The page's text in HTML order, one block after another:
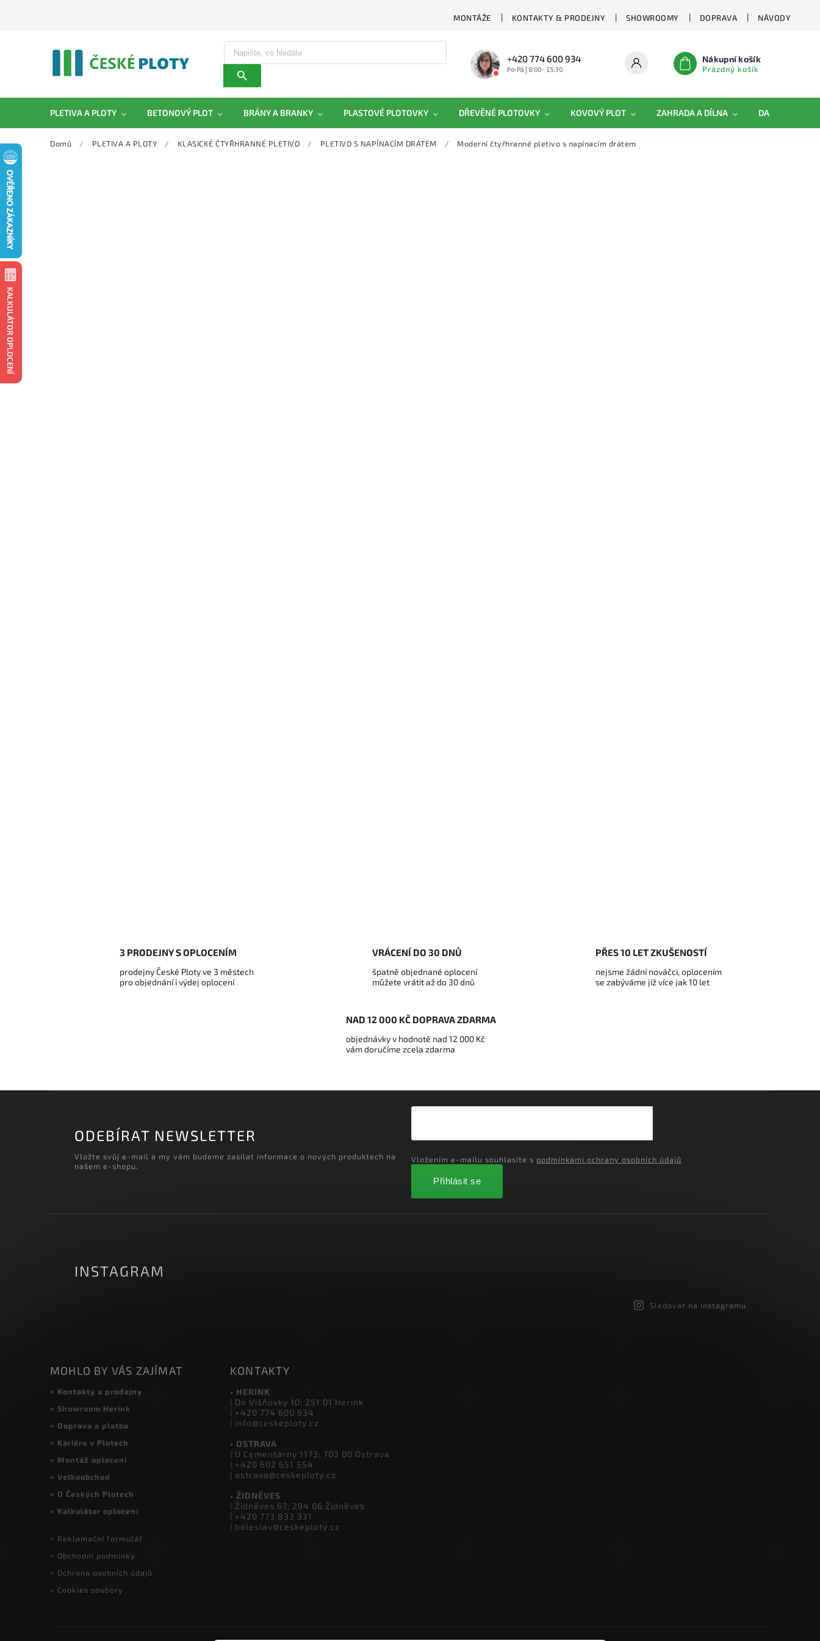
MONTÁŽE KONTAKTY & PRODEJNY SHOWROOMY DOPRAVA NÁVODY
+420 774 600 934
Po-Pá | 8:00 - 15:30
Nákupní košík
Prázdný košík
PLETIVA A PLOTY BETONOVÝ PLOT BRÁNY A BRANKY PLASTOVÉ PLOTOVKY DŘEVĚNÉ PLOTOVKY KOVOVÝ PLOT ZAHRADA A DÍLNA DAMIPLAST®
Domů / PLETIVA A PLOTY / KLASICKÉ ČTYŘHRANNÉ PLETIVO / PLETIVO S NAPÍNACÍM DRÁTEM / Moderní čtyřhranné pletivo s napínacím drátem
3 PRODEJNY S OPLOCENÍM
prodejny České Ploty ve 3 městech
pro objednání i výdej oplocení
VRÁCENÍ DO 30 DNŮ
špatně objednané oplocení
můžete vrátit až do 30 dnů
PŘES 10 LET ZKUŠENOSTÍ
nejsme žádní nováčci, oplocením
se zabýváme již více jak 10 let
NAD 12 000 KČ DOPRAVA ZDARMA
objednávky v hodnotě nad 12 000 Kč
vám doručíme zcela zdarma
MOHLO BY VÁS ZAJÍMAT
> Kontakty a prodejny
> Showroom Herink
> Doprava a platba
> Kariéra v Plotech
> Montáž oplocení
> O Českých Plotech
> Kalkulátor oplocení
> Reklamační formulář
KONTAKTY
• HERINK
| Do Višňovky 10; 251 01 Herink
| +420 774 600 934
| info@ceskeploty.cz
• OSTRAVA
| U Cementárny 1173; 703 00 Ostrava
| +420 602 651 554
| ostrava@ceskeploty.cz
KALKULÁTOR OPLOCENÍ